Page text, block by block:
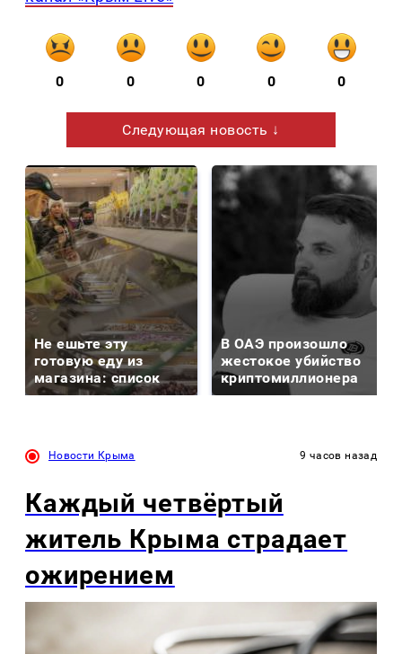
0 0 0 0 0
Следующая новость ↓
Не ешьте эту
готовую еду из
магазина: список
В ОАЭ произошло
жестокое убийство
криптомиллионера
Новости Крыма 9 часов назад
Каждый четвёртый
житель Крыма страдает
ожирением